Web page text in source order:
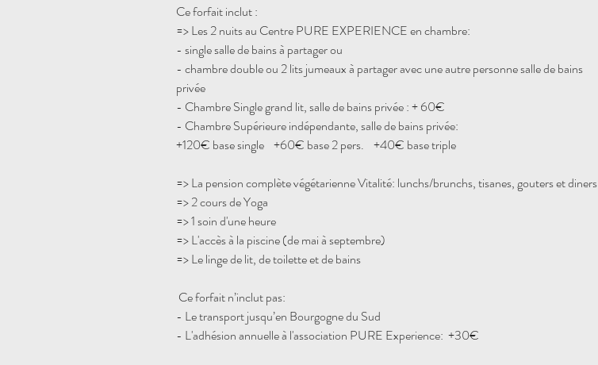
Ce forfait inclut :
=> Les 2 nuits au Centre PURE EXPERIENCE en chambre:
- single salle de bains à partager ou
- chambre double ou 2 lits jumeaux à partager avec une autre personne salle de bains
privée
- Chambre Single grand lit, salle de bains privée : + 60€
- Chambre Supérieure indépendante, salle de bains privée:
+120€ base single +60€ base 2 pers. +40€ base triple
=> La pension complète végétarienne Vitalité: lunchs/brunchs, tisanes, gouters et diners
=> 2 cours de Yoga
=> 1 soin d'une heure
=> L'accès à la piscine (de mai à septembre)
=> Le linge de lit, de toilette et de bains
Ce forfait n’inclut pas:
- Le transport jusqu’en Bourgogne du Sud
- L'adhésion annuelle à l'association PURE Experience: +30€